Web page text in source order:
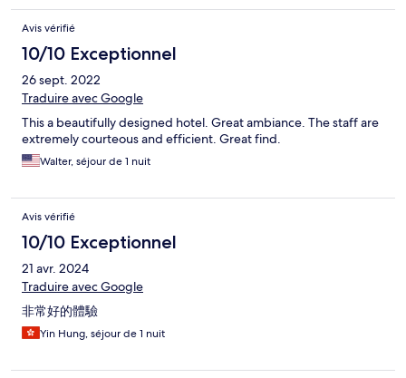
Avis vérifié
10/10 Exceptionnel
26 sept. 2022
Traduire avec Google
This a beautifully designed hotel. Great ambiance. The staff are
extremely courteous and efficient. Great find.
Walter, séjour de 1 nuit
Avis vérifié
10/10 Exceptionnel
21 avr. 2024
Traduire avec Google
非常好的體驗
Yin Hung, séjour de 1 nuit